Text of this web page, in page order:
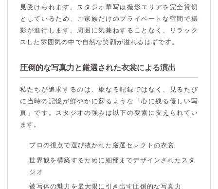
見受けられます。スタジオ華写は撮影エリアを完全貸切
としているため、ご家族だけのプライベートな空間で撮
影が進行します。周囲に気兼ねすることなく、リラック
スした雰囲気の中で自然な笑顔が溢れるはずです。
圧倒的な写真力と厳選された衣裳による演出
私たちが追求するのは、単なる記録ではなく、見るたび
に当時の記憶が鮮やかに蘇るような「心に残る優しい写
真」です。スタジオの強みは以下の要素に支えられてい
ます。
プロの視点で選び抜かれた厳選セレクトの衣裳
世界観を構築するために細部までデザインされたスタ
ジオ
被写体の魅力を最大限に引き出す圧倒的な写真力